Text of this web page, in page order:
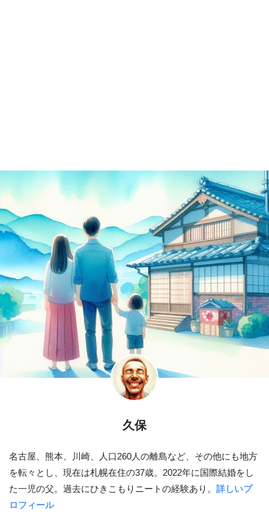
久保
名古屋、熊本、川崎、人口260人の離島など、その他にも地方
を転々とし、現在は札幌在住の37歳。2022年に国際結婚をし
た一児の父。過去にひきこもりニートの経験あり。 詳しいプ
ロフィール